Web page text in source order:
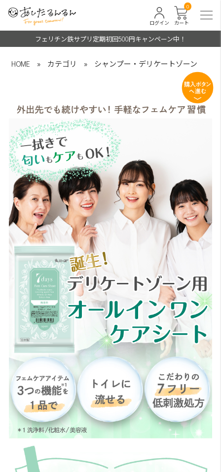
カート
0
ログイン
フェリチン鉄サプリ定期初回500円キャンペーン中！
HOME » カテゴリ » シャンプー・デリケートゾーン